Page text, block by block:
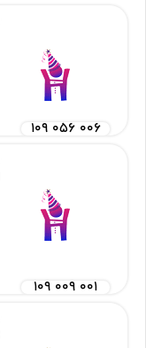
۱۰۹ ۰۵۶ ۰۰۶
۱۰۹ ۰۰۹ ۰۰۱